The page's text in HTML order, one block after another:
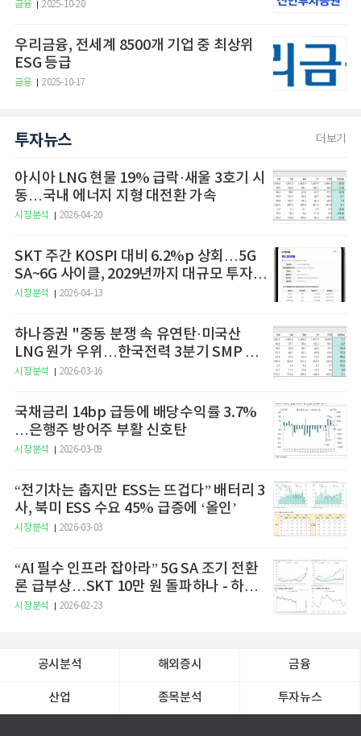
금융 2025-10-20
우리금융, 전세계 8500개 기업 중 최상위
ESG 등급
금융 2025-10-17
투자뉴스 더보기
아시아 LNG 현물 19% 급락·새울 3호기 시
동…국내 에너지 지형 대전환 가속
시장분석 2026-04-20
SKT 주간 KOSPI 대비 6.2%p 상회…5G
SA~6G 사이클, 2029년까지 대규모 투자
예고
시장분석 2026-04-13
하나증권 "중동 분쟁 속 유연탄·미국산
LNG 원가 우위…한국전력 3분기 SMP 상
승 전망"
시장분석 2026-03-16
국채금리 14bp 급등에 배당수익률 3.7%
…은행주 방어주 부활 신호탄
시장분석 2026-03-09
“전기차는 춥지만 ESS는 뜨겁다” 배터리 3
사, 북미 ESS 수요 45% 급증에 ‘올인’
시장분석 2026-03-03
“AI 필수 인프라 잡아라” 5G SA 조기 전환
론 급부상…SKT 10만 원 돌파하나 - 하나
증권
시장분석 2026-02-23
공시분석 해외증시 금융
산업 종목분석 투자뉴스